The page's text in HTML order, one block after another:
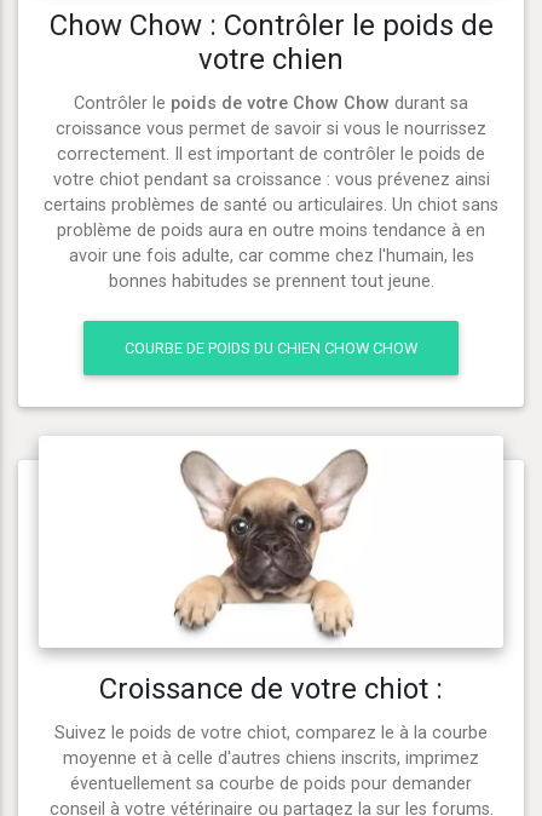
Chow Chow : Contrôler le poids de
votre chien
Contrôler le poids de votre Chow Chow durant sa
croissance vous permet de savoir si vous le nourrissez
correctement. Il est important de contrôler le poids de
votre chiot pendant sa croissance : vous prévenez ainsi
certains problèmes de santé ou articulaires. Un chiot sans
problème de poids aura en outre moins tendance à en
avoir une fois adulte, car comme chez l'humain, les
bonnes habitudes se prennent tout jeune.
COURBE DE POIDS DU CHIEN CHOW CHOW
Croissance de votre chiot :
Suivez le poids de votre chiot, comparez le à la courbe
moyenne et à celle d'autres chiens inscrits, imprimez
éventuellement sa courbe de poids pour demander
conseil à votre vétérinaire ou partagez la sur les forums.